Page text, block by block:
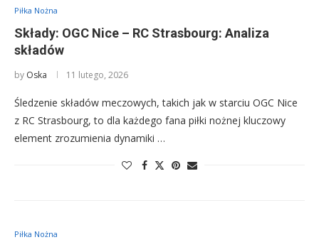
Piłka Nożna
Składy: OGC Nice – RC Strasbourg: Analiza
składów
by Oska 11 lutego, 2026
Śledzenie składów meczowych, takich jak w starciu OGC Nice
z RC Strasbourg, to dla każdego fana piłki nożnej kluczowy
element zrozumienia dynamiki …
Piłka Nożna